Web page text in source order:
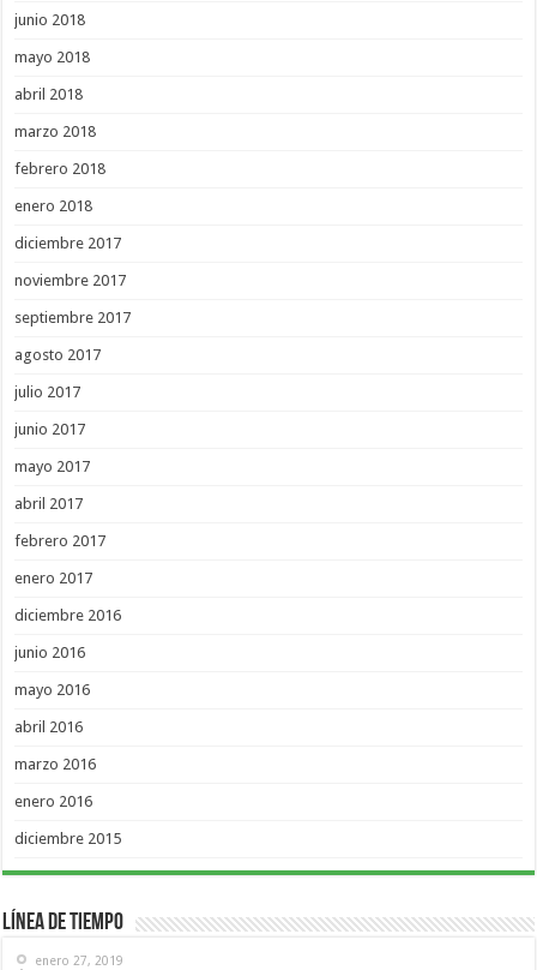
junio 2018
mayo 2018
abril 2018
marzo 2018
febrero 2018
enero 2018
diciembre 2017
noviembre 2017
septiembre 2017
agosto 2017
julio 2017
junio 2017
mayo 2017
abril 2017
febrero 2017
enero 2017
diciembre 2016
junio 2016
mayo 2016
abril 2016
marzo 2016
enero 2016
diciembre 2015
Línea de Tiempo
enero 27, 2019